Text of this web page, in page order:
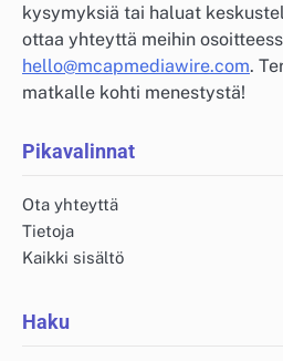
kysymyksiä tai haluat
ottaa yhteyttä meihin
hello@mcapmediawire.com.
matkalle kohti menestystä!
Pikavalinnat
Ota yhteyttä
Tietoja
Kaikki sisältö
Haku